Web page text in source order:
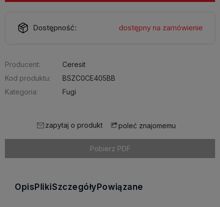
Dostępność: dostępny na zamówienie
Producent:
Ceresit
Kod produktu:
BSZC0CE405BB
Kategoria:
Fugi
zapytaj o produkt poleć znajomemu
Pobierz PDF
Opis PlikiSzczegóły Powiązane